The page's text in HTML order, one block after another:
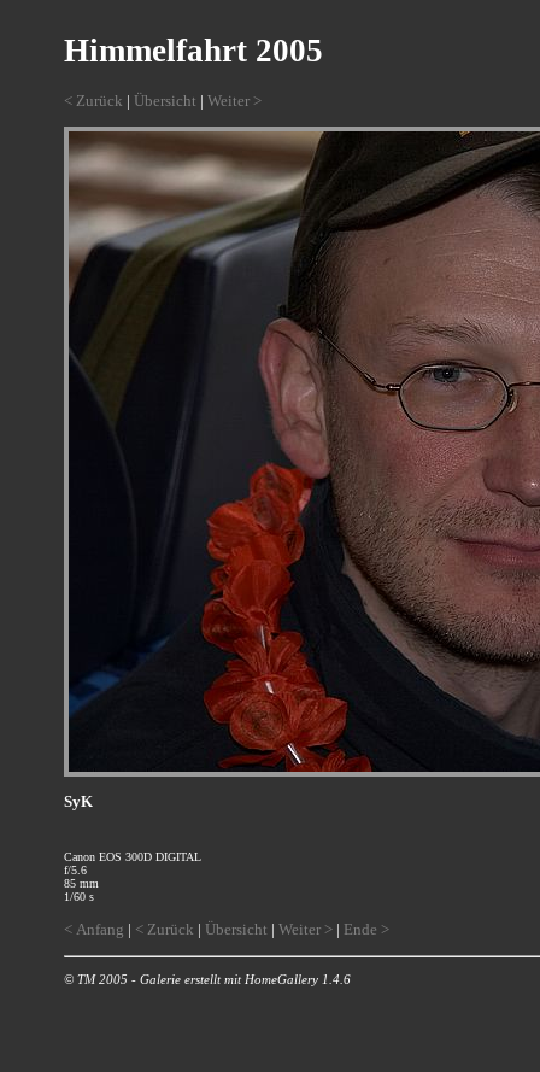
Himmelfahrt 2005
< Zurück | Übersicht |Weiter >
SyK
Canon EOS 300D DIGITAL
f/5.6
85 mm
1/60 s
< Anfang | < Zurück | Übersicht |Weiter > | Ende >
© TM 2005 - Galerie erstellt mit HomeGallery 1.4.6